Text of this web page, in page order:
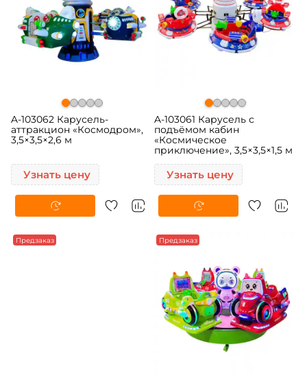
A-103062 Карусель-
аттракцион «Космодром»,
3,5×3,5×2,6 м
Узнать цену
A-103061 Карусель с
подъёмом кабин
«Космическое
приключение», 3,5×3,5×1,5 м
Узнать цену
Предзаказ Предзаказ